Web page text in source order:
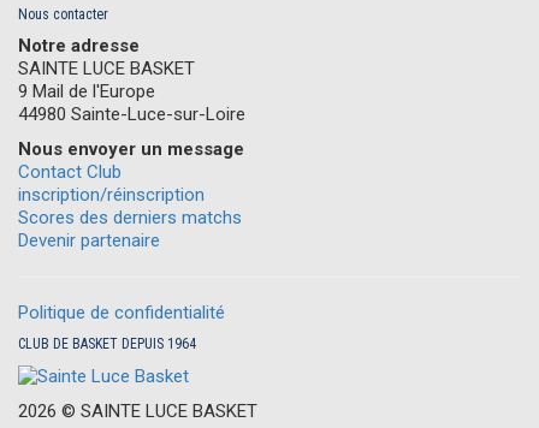
Nous contacter
Notre adresse
SAINTE LUCE BASKET
9 Mail de l'Europe
44980 Sainte-Luce-sur-Loire
Nous envoyer un message
Contact Club
inscription/réinscription
Scores des derniers matchs
Devenir partenaire
Politique de confidentialité
CLUB DE BASKET DEPUIS 1964
2026 © SAINTE L UCE BASKET